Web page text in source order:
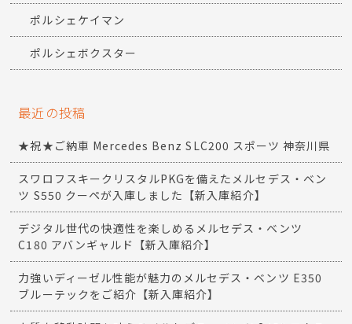
ベンツSL
ベンツSLK
ベンツSクラス
ポルシェ911
ポルシェカイエン
ポルシェケイマン
最近の投稿
★祝★ご納車 Mercedes Benz SLC200 スポーツ 神奈川県